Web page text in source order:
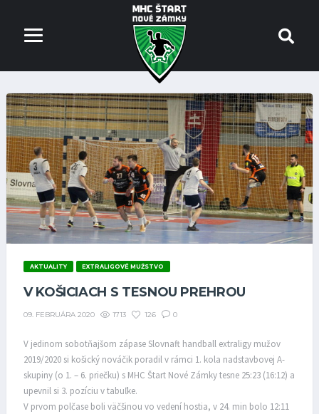
AKTUALITY EXTRALIGOVÉ MUŽSTVO
V KOŠICIACH S TESNOU PREHROU
09. FEBRUÁRA 2020 1713 126 0
V jedinom sobotňajšom zápase Slovnaft handball extraligy mužov
2019/2020 si košický nováčik poradil v rámci 1. kola nadstavbovej A-
skupiny (o 1. – 6. priečku) s MHC Štart Nové Zámky tesne 25:23 (16:12) a
upevnil si 3. pozíciu v tabuľke.
V prvom polčase boli väčšinou vo vedení hostia, v 24. min bolo 12:11